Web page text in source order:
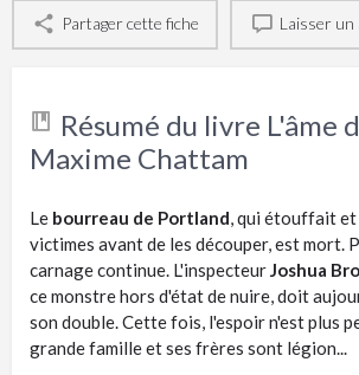
Partager cette fiche Laisser un
Résumé du livre L'âme
Maxime Chattam
Le bourreau de Portland , qui étouffait
victimes avant de les découper, est mort.
carnage continue. L'inspecteur Joshua
ce monstre hors d'état de nuire, doit
son double. Cette fois, l'espoir n'est plus
grande famille et ses frères sont légion...